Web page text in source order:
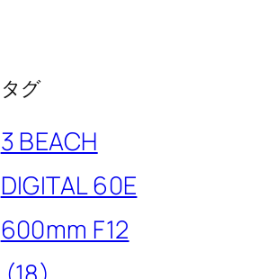
タグ
3 BEACH
DIGITAL 60E
600mm F12